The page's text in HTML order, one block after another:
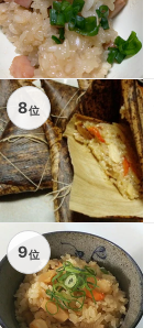
8位
9位